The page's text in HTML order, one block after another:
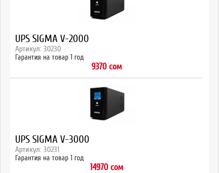
UPS SIGMA V-2000
Артикул: 30230
Гарантия на товар 1 год
9370 сом
UPS SIGMA V-3000
Артикул: 30231
Гарантия на товар 1 год
14970 сом